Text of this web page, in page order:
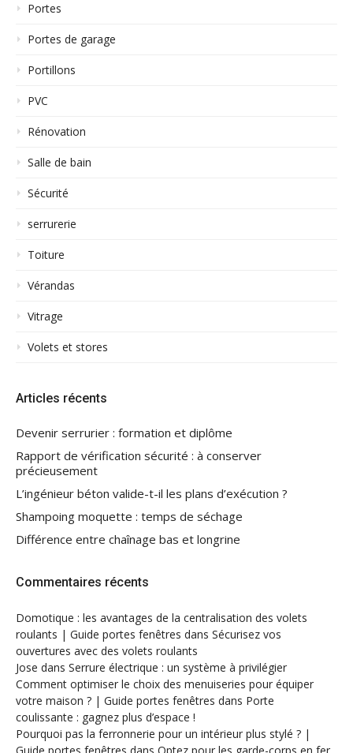
Portes
Portes de garage
Portillons
PVC
Rénovation
Salle de bain
Sécurité
serrurerie
Toiture
Vérandas
Vitrage
Volets et stores
Articles récents
Devenir serrurier : formation et diplôme
Rapport de vérification sécurité : à conserver
précieusement
L’ingénieur béton valide-t-il les plans d’exécution ?
Shampoing moquette : temps de séchage
Différence entre chaînage bas et longrine
Commentaires récents
Domotique : les avantages de la centralisation des volets
roulants | Guide portes fenêtres dans Sécurisez vos
ouvertures avec des volets roulants
Jose dans Serrure électrique : un système à privilégier
Comment optimiser le choix des menuiseries pour équiper
votre maison ? | Guide portes fenêtres dans Porte
coulissante : gagnez plus d’espace !
Pourquoi pas la ferronnerie pour un intérieur plus stylé ? |